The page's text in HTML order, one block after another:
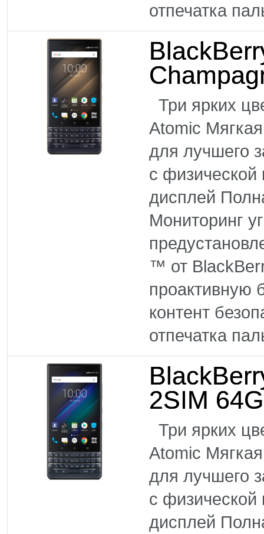
отпечатка
Три ярких
Atomic
для лучшего
с
дисплей
Мониторинг
™ от
проактивную
контент
отпечатка
2SIM
Три ярких
Atomic
для лучшего
с
дисплей